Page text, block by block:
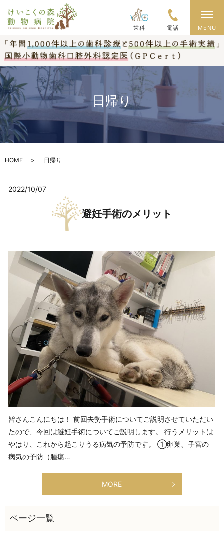
歯科 電話
メ
MENU
日帰り
HOME 日帰り
2022/10/07
避妊手術のメリット
皆さんこんにちは！ 前回去勢手術についてご説明させていただい
たので、今回は避妊手術についてご説明します。 行うメリットは
やはり、これから起こりうる病気の予防です。 ①卵巣、子宮の
病気の予防（腫瘍…
MORE